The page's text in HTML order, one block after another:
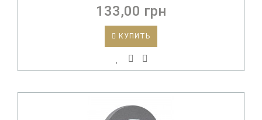
133,00 грн
КУПИТЬ